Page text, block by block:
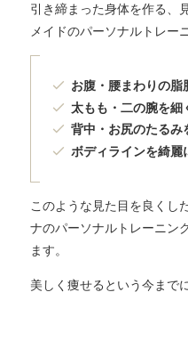
引き締まった身体を作る、
メイドのパーソナルトレー
お腹・腰まわりの脂
太もも・二の腕を細
背中・お尻のたるみ
ボディラインを綺麗
このような見た目を良くし
ナのパーソナルトレーニン
ます。
美しく痩せるという今まで